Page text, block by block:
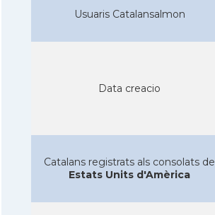
Usuaris Catalansalmon
Data creacio
Catalans registrats als consolats de
Estats Units d'Amèrica